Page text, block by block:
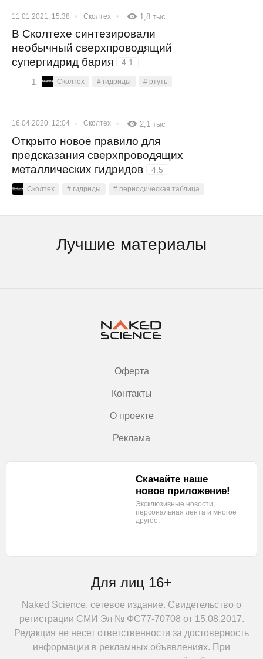
11.01.2021, 15:38 Сколтех 1,8 тыс
В Сколтехе синтезировали
необычный сверхпроводящий
супергидрид бария
4.1
1 Сколтех # гидриды # ртуть
16.04.2020, 12:04 Сколтех 2,1 тыс
Открыто новое правило для
предсказания сверхпроводящих
металлических гидридов
4.5
Сколтех # гидриды # периодическая таблица
Лучшие материалы
Оферта
Контакты
О проекте
Реклама
Для лиц 16+
Naked Science, сетевое издание. Свидетельство о
регистрации СМИ Эл № ФС77-70708 от 15.08.2017.
Редакция не несет ответственности за достоверность
информации в рекламных объявлениях. При
Скачайте наше
новое приложение!
Эксклюзивные новости,
персональная лента и многое
другое.